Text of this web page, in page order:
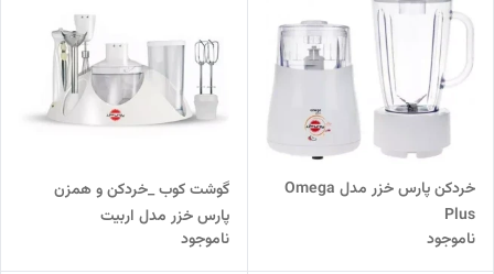
خردکن پارس خزر مدل Omega
Plus
ناموجود
گوشت کوب _خردکن و همزن
پارس خزر مدل اربیت
میکس_Orbitmix
ناموجود